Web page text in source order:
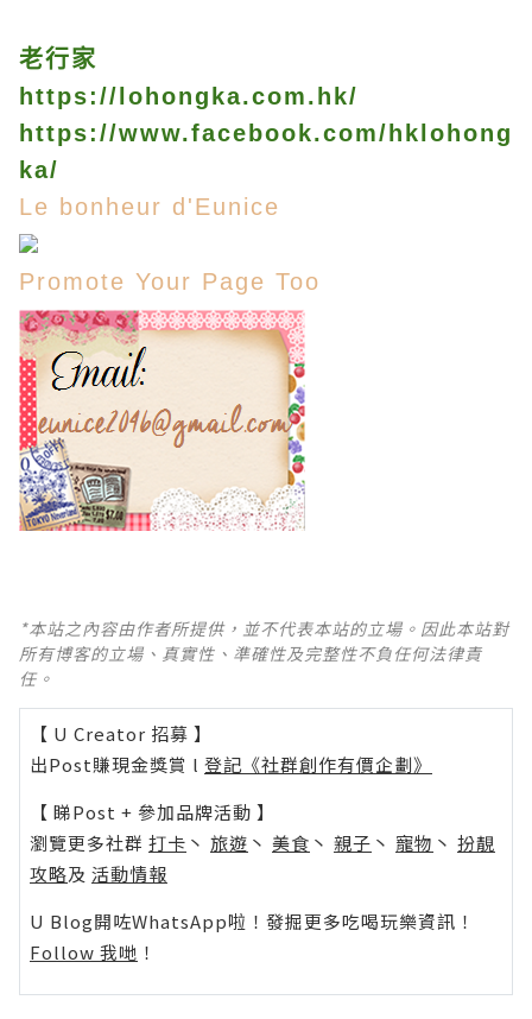
老行家
https://lohongka.com.hk/
https://www.facebook.com/hklohong
ka/
Le bonheur d'Eunice
Promote Your Page Too
*本站之內容由作者所提供，並不代表本站的立場。因此本站對
所有博客的立場、真實性、準確性及完整性不負任何法律責
任。
【 U Creator 招募 】
出Post賺現金獎賞 l 登記《社群創作有價企劃》
【 睇Post + 參加品牌活動 】
瀏覽更多社群 打卡 丶 旅遊 丶 美食 丶 親子 丶 寵物 丶 扮靚
攻略及 活動情報
U Blog開咗WhatsApp啦！發掘更多吃喝玩樂資訊！
Follow 我哋 ！